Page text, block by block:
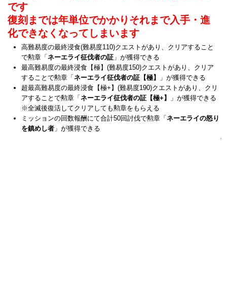
です
復刻までは年単位でかかりそれまで入手・進
化できなくなってしまいます
高難易度の最終浸食(難易度110)クエストがあり、クリアすること
で勲章「 ネーエライ征伐者の証 」が獲得できる
最高難易度の最終浸食【極】(難易度150)クエストがあり、クリア
することで勲章「 ネーエライ征伐者の証【極】
」が獲得できる
超最高難易度の最終浸食【極+】(難易度190)クエストがあり、クリ
アすることで勲章「 ネーエライ征伐者の証【極+】
」が獲得できる
※全滅後復活してクリアしても勲章をもらえる
ミッションの回数報酬にて合計50回討伐で勲章「 ネーエライの怒り
を鎮めし者 」が獲得できる
↑